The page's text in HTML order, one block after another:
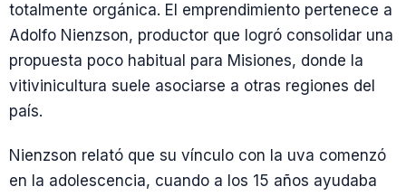
totalmente orgánica. El emprendimiento pertenece a
Adolfo Nienzson, productor que logró consolidar una
propuesta poco habitual para Misiones, donde la
vitivinicultura suele asociarse a otras regiones del
país.
Nienzson relató que su vínculo con la uva comenzó
en la adolescencia, cuando a los 15 años ayudaba